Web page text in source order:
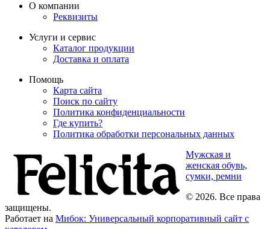
О компании
Реквизиты
Услуги и сервис
Каталог продукции
Доставка и оплата
Помощь
Карта сайта
Поиск по сайту
Политика конфиденциальности
Где купить?
Политика обработки персональных данных
Мужская и
женская обувь,
сумки, ремни
© 2026. Все права
защищены.
Работает на Мибок: Универсальный корпоративный сайт с